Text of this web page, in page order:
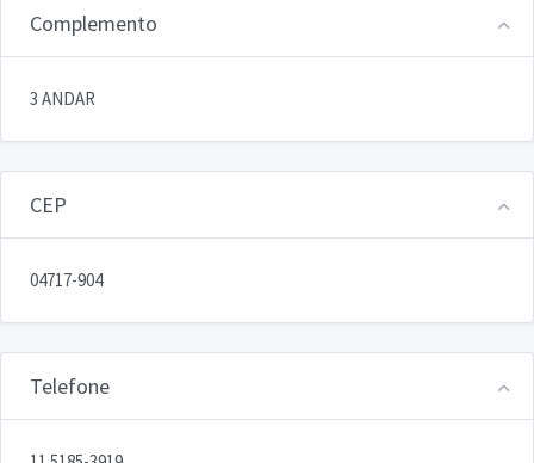
Complemento
3 ANDAR
CEP
04717-904
Telefone